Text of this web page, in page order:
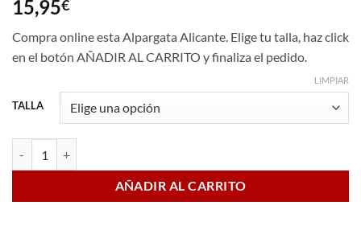
15,95€
Compra online esta Alpargata Alicante. Elige tu talla, haz click
en el botón AÑADIR AL CARRITO y finaliza el pedido.
TALLA
LIMPIAR
AÑADIR AL CARRITO